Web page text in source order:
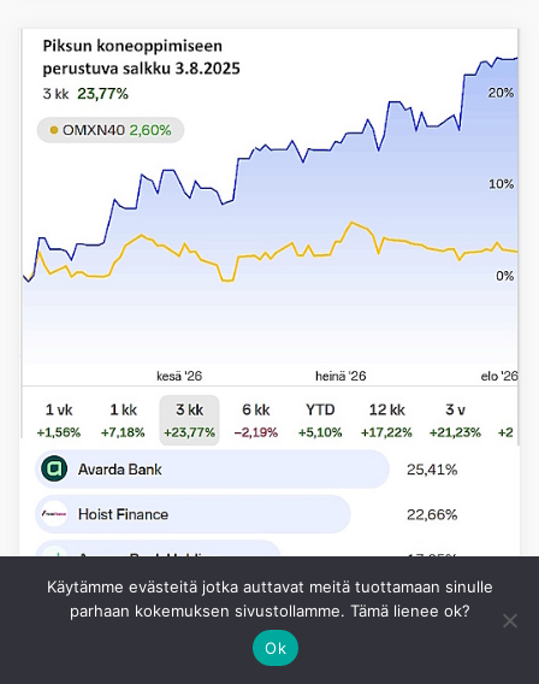
Käytämme evästeitä jotka auttavat meitä tuottamaan sinulle
parhaan kokemuksen sivustollamme. Tämä lienee ok?
Ok